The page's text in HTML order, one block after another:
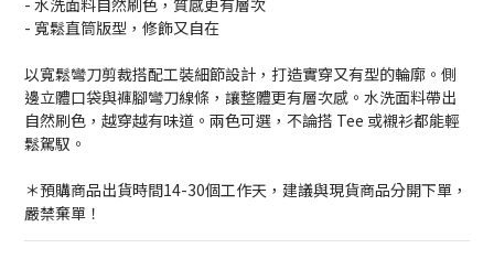
- 水洗面料自然刷色，質感更有層次
- 寬鬆直筒版型，修飾又自在
以寬鬆彎刀剪裁搭配工裝細節設計，打造實穿又有型的輪廓。側
邊立體口袋與褲腳彎刀線條，讓整體更有層次感。水洗面料帶出
自然刷色，越穿越有味道。兩色可選，不論搭 Tee 或襯衫都能輕
鬆駕馭。
＊預購商品出貨時間14-30個工作天，建議與現貨商品分開下單，
嚴禁棄單！